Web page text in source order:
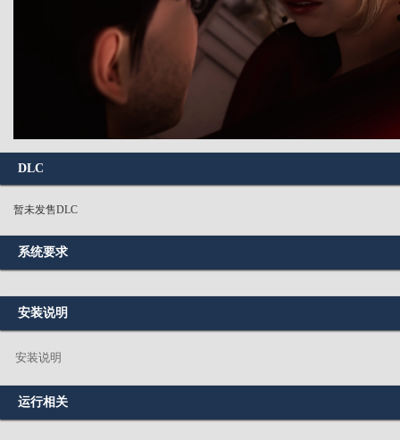
DLC
暂未发售DLC
系统要求
安装说明
安装说明
运行相关